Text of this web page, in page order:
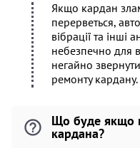
Якщо кардан
перерветься,
вібрації та інші
небезпечно для
негайно
ремонту кардану.
Що буде якщо
кардана?